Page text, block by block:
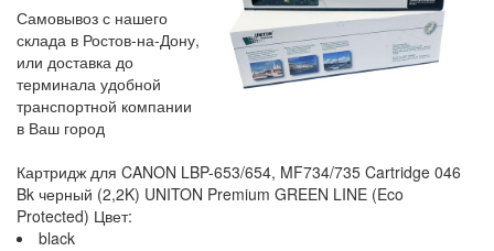
Самовывоз с нашего
склада в Ростов-на-Дону,
или доставка до
терминала удобной
транспортной компании
в Ваш город
Картридж для CANON LBP-653/654, MF734/735 Cartridge 046
Bk черный (2,2K) UNITON Premium GREEN LINE (Eco
Protected) Цвет:
black